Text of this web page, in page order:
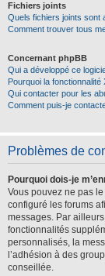
Fichiers joints
Quels fichiers joints sont
Comment trouver tous
Concernant phpBB
Qui a développé ce
Pourquoi la fonctionnalité
Qui contacter pour les
Comment puis-je
Problèmes de
Pourquoi dois-je
Vous pouvez ne pas
configuré les forums
messages. Par
fonctionnalités
personnalisés, la
l’adhésion à des
conseillée.